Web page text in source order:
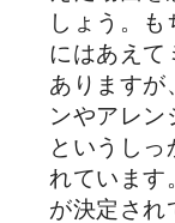
しょう。
にはあえて
ありますが
ンやアレン
というしっ
れています
が決定され